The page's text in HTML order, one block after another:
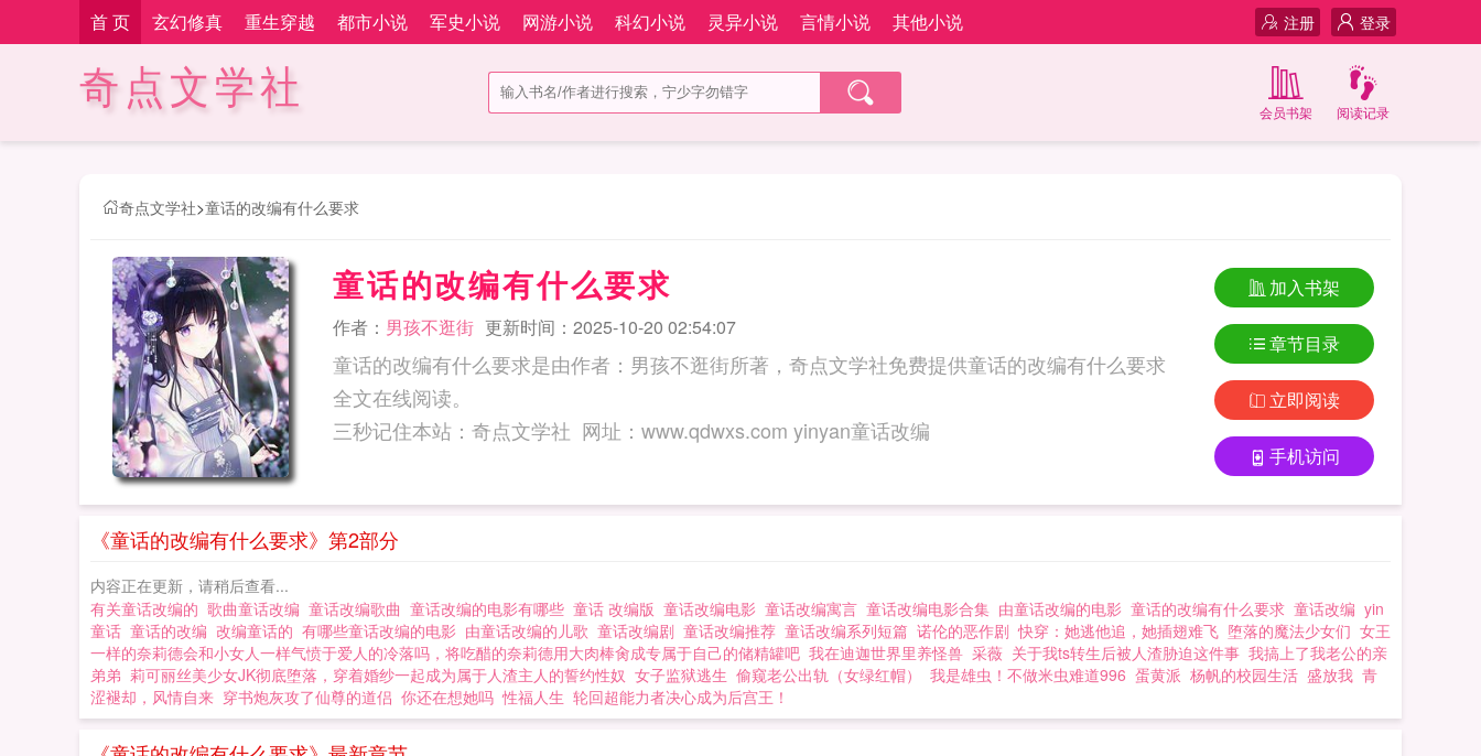
首 页 玄幻修真 重生穿越 都市小说 军史小说 网游小说 科幻小说 灵异小说 言情小说 其他小说 登录
注册
奇点文学社 阅读记录
会员书架
奇点文学社>童话的改编有什么要求
童话的改编有什么要求
作者： 男孩不逛街 更新时间：2025-10-20 02:54:07
童话的改编有什么要求是由作者：男孩不逛街所著，奇点文学社免费提供童话的改编有什么要求
全文在线阅读。
三秒记住本站：奇点文学社 网址：www.qdwxs.com yinyan童话改编
加入书架
章节目录
立即阅读
手机访问
《童话的改编有什么要求》第2部分
内容正在更新，请稍后查看...
有关童话改编的 歌曲童话改编 童话改编歌曲 童话改编的电影有哪些 童话 改编版 童话改编电影 童话改编寓言 童话改编电影合集 由童话改编的电影 童话的改编有什么要求 童话改编 yin
童话 童话的改编 改编童话的 有哪些童话改编的电影 由童话改编的儿歌 童话改编剧 童话改编推荐 童话改编系列短篇 诺伦的恶作剧 快穿：她逃他追，她插翅难飞 堕落的魔法少女们 女王
一样的奈莉德会和小女人一样气愤于爱人的冷落吗，将吃醋的奈莉德用大肉棒肏成专属于自己的储精罐吧 我在迪迦世界里养怪兽 采薇 关于我ts转生后被人渣胁迫这件事 我搞上了我老公的亲
弟弟 莉可丽丝美少女JK彻底堕落，穿着婚纱一起成为属于人渣主人的誓约性奴 女子监狱逃生 偷窥老公出轨（女绿红帽） 我是雄虫！不做米虫难道996 蛋黄派 杨帆的校园生活 盛放我 青
涩褪却，风情自来 穿书炮灰攻了仙尊的道侣 你还在想她吗 性福人生 轮回超能力者决心成为后宫王！